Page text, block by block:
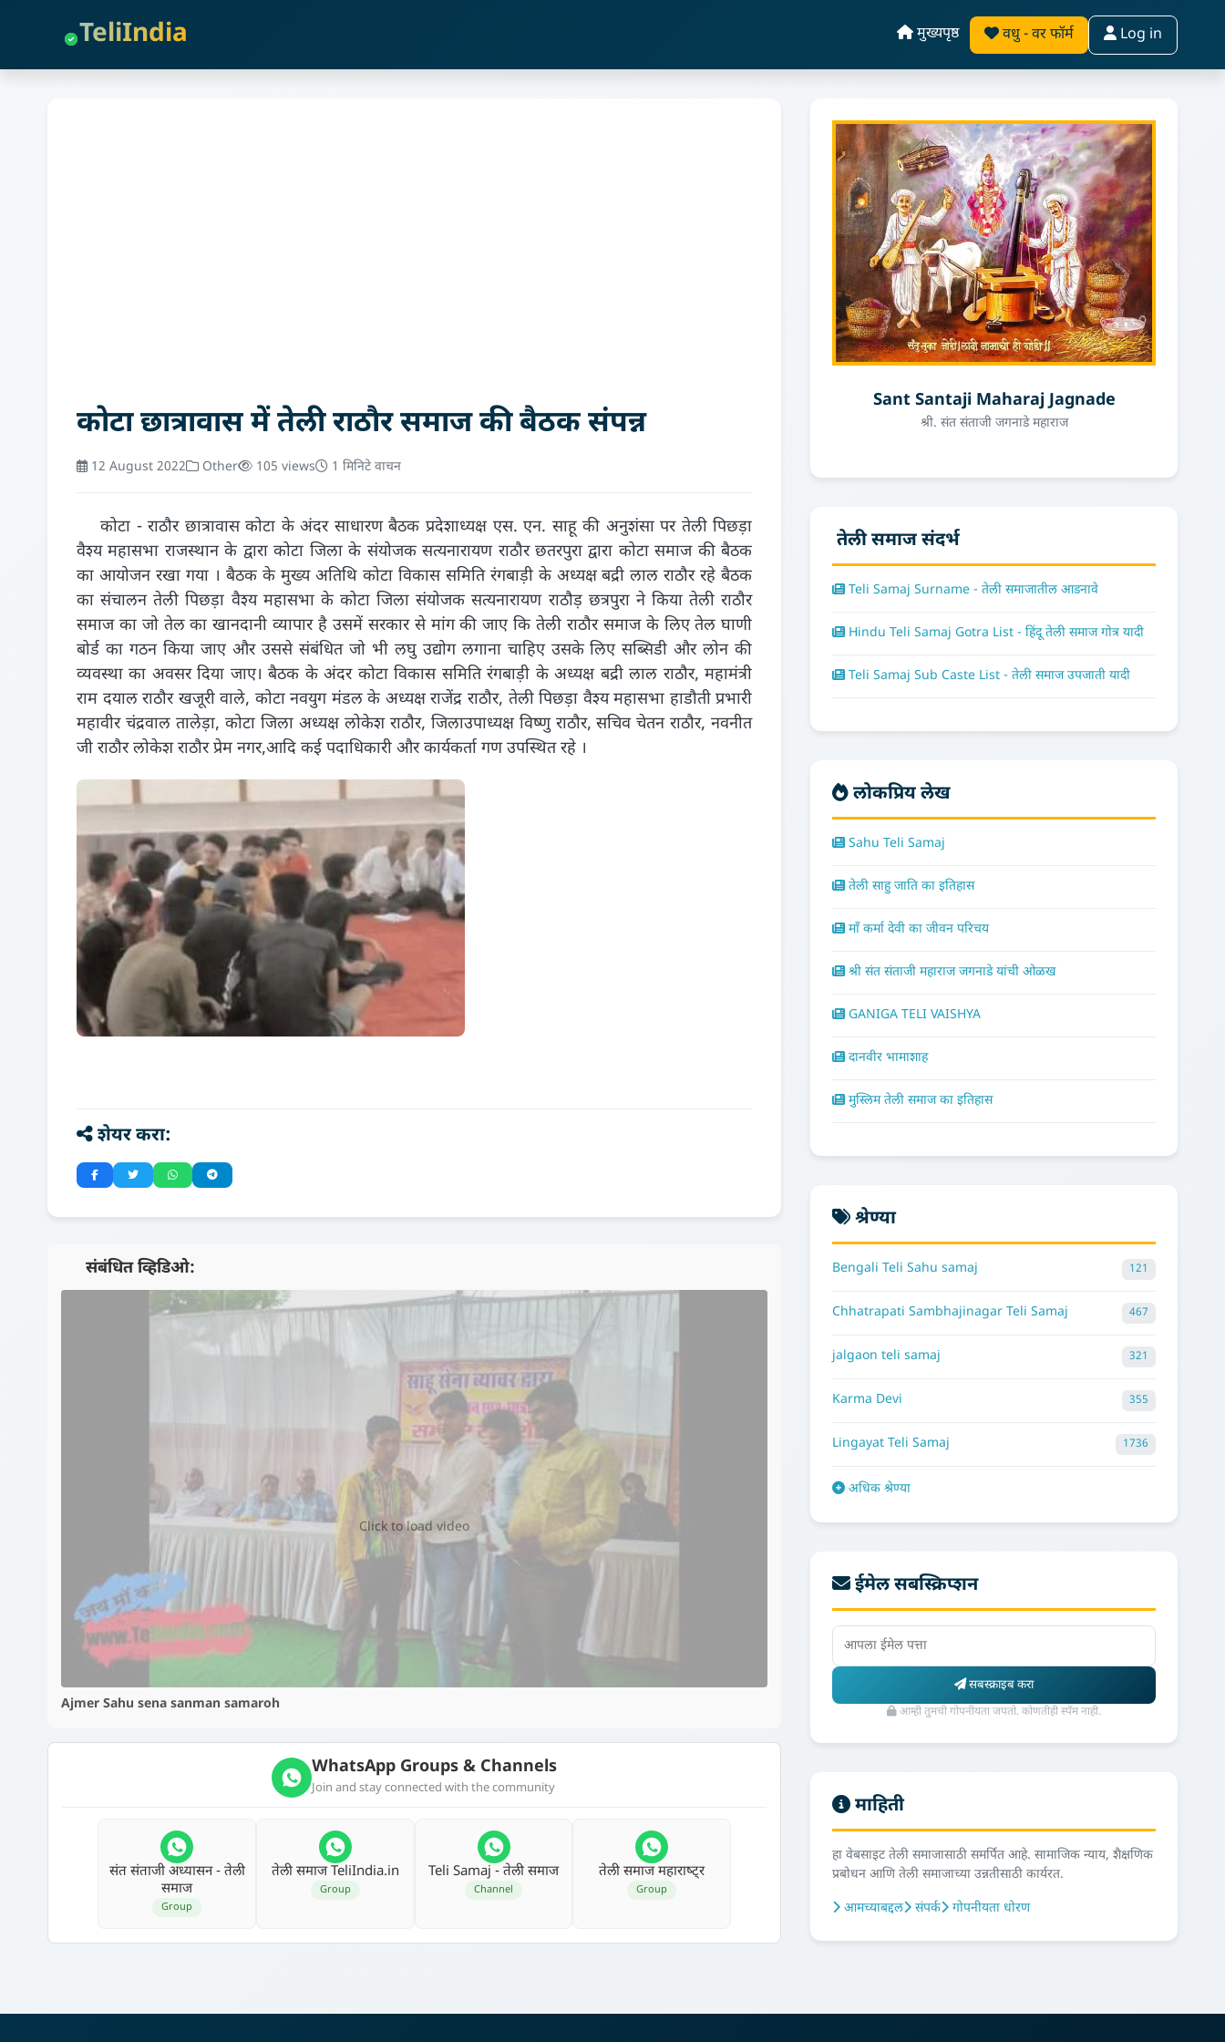
TeliIndia मुख्यपृष्ठ वधु - वर फॉर्म Log in
कोटा छात्रावास में तेली राठौर समाज की बैठक संपन्न
12 August 2022 Other 105 views 1 मिनिटे वाचन
कोटा - राठौर छात्रावास कोटा के अंदर साधारण बैठक प्रदेशाध्यक्ष एस. एन. साहू की अनुशंसा पर तेली पिछड़ा
वैश्य महासभा राजस्थान के द्वारा कोटा जिला के संयोजक सत्यनारायण राठौर छतरपुरा द्वारा कोटा समाज की बैठक
का आयोजन रखा गया । बैठक के मुख्य अतिथि कोटा विकास समिति रंगबाड़ी के अध्यक्ष बद्री लाल राठौर रहे बैठक
का संचालन तेली पिछड़ा वैश्य महासभा के कोटा जिला संयोजक सत्यनारायण राठौड़ छत्रपुरा ने किया तेली राठौर
समाज का जो तेल का खानदानी व्यापार है उसमें सरकार से मांग की जाए कि तेली राठौर समाज के लिए तेल घाणी
बोर्ड का गठन किया जाए और उससे संबंधित जो भी लघु उद्योग लगाना चाहिए उसके लिए सब्सिडी और लोन की
व्यवस्था का अवसर दिया जाए। बैठक के अंदर कोटा विकास समिति रंगबाड़ी के अध्यक्ष बद्री लाल राठौर, महामंत्री
राम दयाल राठौर खजूरी वाले, कोटा नवयुग मंडल के अध्यक्ष राजेंद्र राठौर, तेली पिछड़ा वैश्य महासभा हाडौती प्रभारी
महावीर चंद्रवाल तालेड़ा, कोटा जिला अध्यक्ष लोकेश राठौर, जिलाउपाध्यक्ष विष्णु राठौर, सचिव चेतन राठौर, नवनीत
जी राठौर लोकेश राठौर प्रेम नगर,आदि कई पदाधिकारी और कार्यकर्ता गण उपस्थित रहे ।
शेयर करा:
📺 संबंधित व्हिडिओ:
▶️
Click to load video
Ajmer Sahu sena sanman samaroh
WhatsApp Groups & Channels
Join and stay connected with the community
संत संताजी अध्‍यासन - तेली
समाज
Group
तेली समाज TeliIndia.in
Group
Teli Samaj - तेली समाज
Channel
तेली समाज महाराष्‍ट्र
Group
Sant Santaji Maharaj Jagnade
श्री. संत संताजी जगनाडे महाराज
तेली समाज संदर्भ
Teli Samaj Surname - तेली समाजातील आडनावे
Hindu Teli Samaj Gotra List - हिंदू तेली समाज गोत्र यादी
Teli Samaj Sub Caste List - तेली समाज उपजाती यादी
लोकप्रिय लेख
Sahu Teli Samaj
तेली साहु जाति का इतिहास
माँ कर्मा देवी का जीवन परिचय
श्री संत संताजी महाराज जगनाडे यांची ओळख
GANIGA TELI VAISHYA
दानवीर भामाशाह
मुस्लिम तेली समाज का इतिहास
श्रेण्या
Bengali Teli Sahu samaj 121
Chhatrapati Sambhajinagar Teli Samaj 467
jalgaon teli samaj 321
Karma Devi 355
Lingayat Teli Samaj 1736
अधिक श्रेण्या
ईमेल सबस्क्रिप्शन
सबस्क्राइब करा
आम्ही तुमची गोपनीयता जपतो. कोणतीही स्पॅम नाही.
माहिती
हा वेबसाइट तेली समाजासाठी समर्पित आहे. सामाजिक न्याय, शैक्षणिक
प्रबोधन आणि तेली समाजाच्या उन्नतीसाठी कार्यरत.
आमच्याबद्दल
संपर्क गोपनीयता धोरण